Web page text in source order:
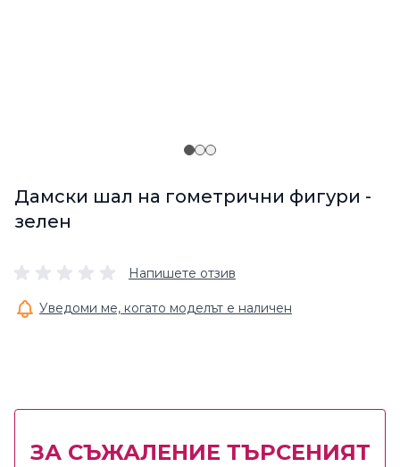
Дамски шал на гометрични фигури -
зелен
Напишете отзив
Уведоми ме, когато моделът е наличен
ЗА СЪЖАЛЕНИЕ ТЪРСЕНИЯТ